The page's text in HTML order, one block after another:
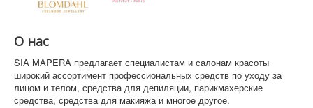
О нас
SIA MAPERA предлагает специалистам и салонам красоты
широкий ассортимент профессиональных средств по уходу за
лицом и телом, средства для депиляции, парикмахерские
средства, средства для макияжа и многое другое.